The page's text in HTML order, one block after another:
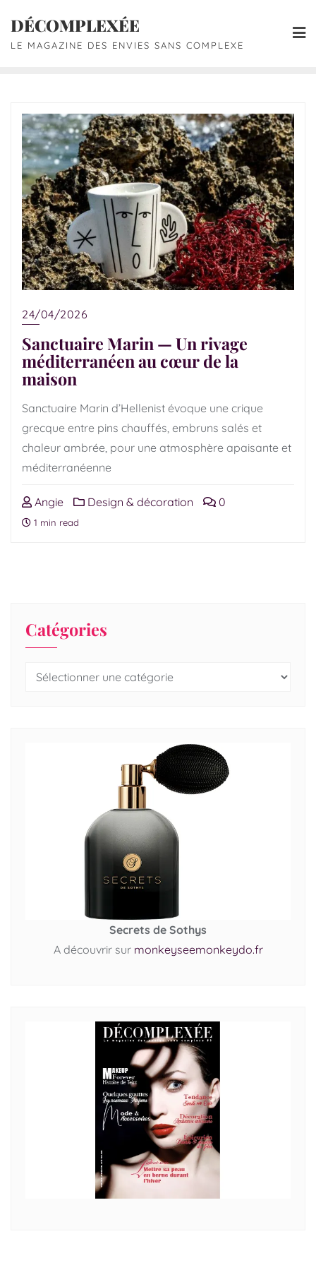
DÉCOMPLEXÉE
LE MAGAZINE DES ENVIES SANS COMPLEXE
24/04/2026
Sanctuaire Marin — Un rivage
méditerranéen au cœur de la
maison
Sanctuaire Marin d’Hellenist évoque une crique
grecque entre pins chauffés, embruns salés et
chaleur ambrée, pour une atmosphère apaisante et
méditerranéenne
Angie Design & décoration 0
1 min read
Catégories
Secrets de Sothys
A découvrir sur monkeyseemonkeydo.fr